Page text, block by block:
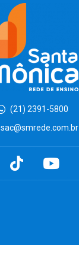
(21) 2391-5800
sac@smrede.com.br